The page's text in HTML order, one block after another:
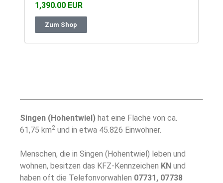
1,390.00 EUR
Zum Shop
Singen (Hohentwiel) hat eine Fläche von ca.
61,75 km2 und in etwa 45.826 Einwohner.
Menschen, die in Singen (Hohentwiel) leben und
wohnen, besitzen das KFZ-Kennzeichen KN und
haben oft die Telefonvorwahlen 07731, 07738